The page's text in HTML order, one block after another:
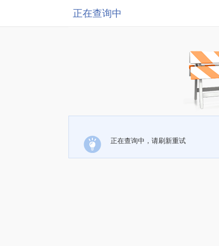
正在查询中
正在查询中，请刷新重试